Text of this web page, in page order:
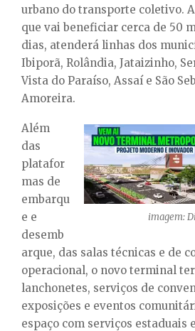
urbano do transporte coletivo.
que vai beneficiar cerca de 50
dias, atenderá linhas dos
Ibiporã, Rolândia, Jataizinho,
Vista do Paraíso, Assaí e São
Amoreira.
imagem:
Além
das
platafor
mas de
embarqu
e e
desemb
arque, das salas técnicas e de
operacional, o novo terminal
lanchonetes, serviços de
exposições e eventos
espaço com serviços estaduais